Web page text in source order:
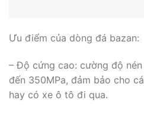
Ưu điểm của dòng đá bazan:
– Độ cứng cao: cường độ
đến 350MPa, đảm bảo cho
hay có xe ô tô đi qua.